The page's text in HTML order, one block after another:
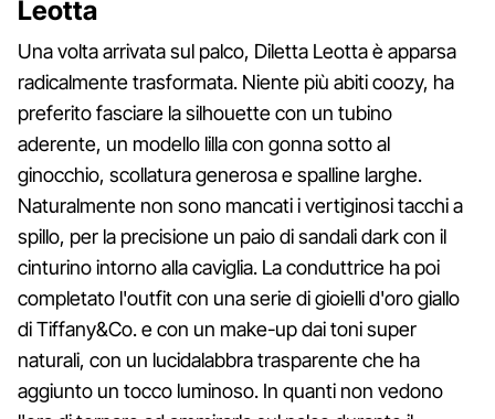
Leotta
Una volta arrivata sul palco, Diletta Leotta è apparsa
radicalmente trasformata. Niente più abiti coozy, ha
preferito fasciare la silhouette con un tubino
aderente, un modello lilla con gonna sotto al
ginocchio, scollatura generosa e spalline larghe.
Naturalmente non sono mancati i vertiginosi tacchi a
spillo, per la precisione un paio di sandali dark con il
cinturino intorno alla caviglia. La conduttrice ha poi
completato l'outfit con una serie di gioielli d'oro giallo
di Tiffany&Co. e con un make-up dai toni super
naturali, con un lucidalabbra trasparente che ha
aggiunto un tocco luminoso. In quanti non vedono